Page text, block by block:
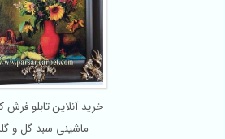
خرید آنلاین تابلو فرش
ماشینی سبد گل و